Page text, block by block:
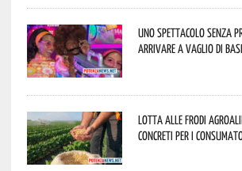
Uno spettacolo senza
arrivare a Vaglio di
Lotta alle frodi
concreti per i